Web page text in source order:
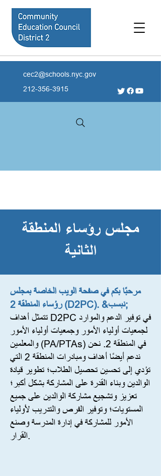
cec2@schools.nyc.gov
212-356-3915
مجلس رؤساء المنطقة
الثانية
مرحبًا بكم في صفحة الويب الخاصة بمجلس
رؤساء المنطقة 2 (D2PC). &نبسب;
تتمثل أهداف D2PC في توفير الدعم والموارد
لجمعيات أولياء الأمور وجمعيات أولياء الأمور
والمعلمين (PA/PTAs) في المنطقة 2. نحن
ندعم أيضًا أهداف ومبادرات المنطقة 2 التي
تؤدي إلى تحسين تحصيل الطلاب؛ تطوير قيادة
الوالدين وبناء القدرة على المشاركة بشكل أكبر؛
تعزيز وتشجيع مشاركة الوالدين على جميع
المستويات؛ وتوفير الفرص والتدريب لأولياء
الأمور للمشاركة في إدارة المدرسة وصنع
القرار.